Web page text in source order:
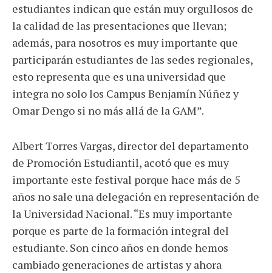
estudiantes indican que están muy orgullosos de
la calidad de las presentaciones que llevan;
además, para nosotros es muy importante que
participarán estudiantes de las sedes regionales,
esto representa que es una universidad que
integra no solo los Campus Benjamín Núñez y
Omar Dengo si no más allá de la GAM”.
Albert Torres Vargas, director del departamento
de Promoción Estudiantil, acotó que es muy
importante este festival porque hace más de 5
años no sale una delegación en representación de
la Universidad Nacional. “Es muy importante
porque es parte de la formación integral del
estudiante. Son cinco años en donde hemos
cambiado generaciones de artistas y ahora